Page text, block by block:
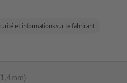
et informations sur le fabricant